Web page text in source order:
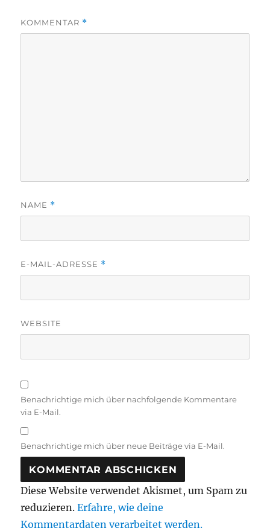
KOMMENTAR *
NAME *
E-MAIL-ADRESSE *
WEBSITE
Benachrichtige mich über nachfolgende Kommentare
via E-Mail.
Benachrichtige mich über neue Beiträge via E-Mail.
Diese Website verwendet Akismet, um Spam zu
reduzieren.Erfahre, wie deine
Kommentardaten verarbeitet werden.